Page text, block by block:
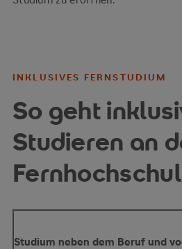
INKLUSIVES FERNSTUDIUM
So geht
Studieren an
Studium neben dem Beruf und